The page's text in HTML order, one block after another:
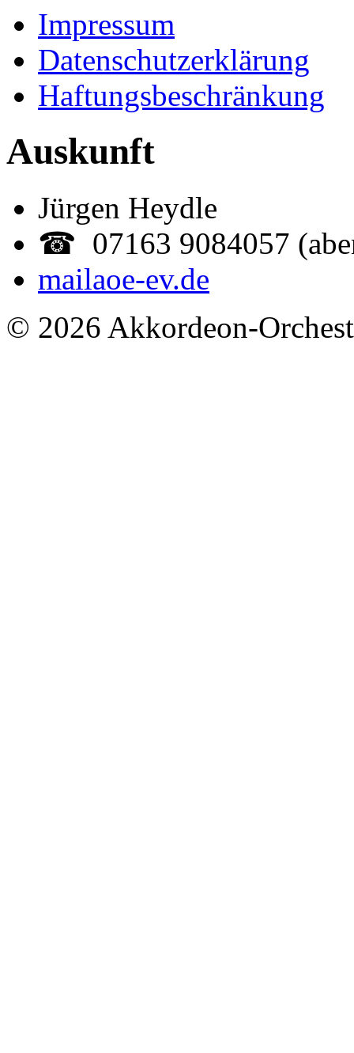
Impressum
Datenschutzerklärung
Haftungsbeschränkung
Auskunft
Jürgen Heydle
☎ 07163 9084057
mailaoe-ev.de
© 2026 Akkordeon-